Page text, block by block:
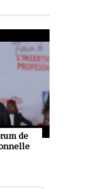
de